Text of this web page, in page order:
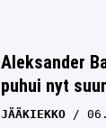
Aleksander
puhui nyt
JÄÄKIEKKO